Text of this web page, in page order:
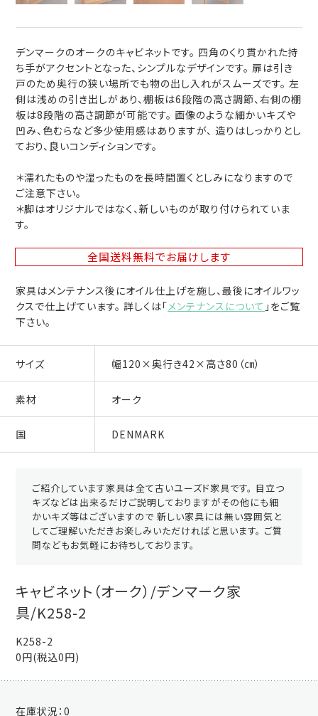
デンマークのオークのキャビネットです。 四角のくり貫かれた持
ち手がアクセントとなった、シンプルなデザインです。 扉は引き
戸のため奥行の狭い場所でも物の出し入れがスムーズです。 左
側は浅めの引き出しがあり、棚板は6段階の高さ調節、右側の棚
板は8段階の高さ調節が可能です。 画像のような細かいキズや
凹み、色むらなど多少使用感はありますが、 造りはしっかりとし
ており、良いコンディションです。
＊濡れたものや湿ったものを長時間置くとしみになりますので
ご注意下さい。
＊脚はオリジナルではなく、新しいものが取り付けられていま
す。
全国送料無料でお届けします
家具はメンテナンス後にオイル仕上げを施し、最後にオイルワッ
クスで仕上げています。 詳しくは「メンテナンスについて 」をご覧
下さい。
サイズ 幅120×奥行き42×高さ80（㎝）
素材 オーク
国 DENMARK
ご紹介しています家具は全て古いユーズド家具です。 目立つ
キズなどは出来るだけご説明しておりますがその他にも細
かいキズ等はございますので 新しい家具には無い雰囲気と
してご理解いただきお楽しみいただければと思います。 ご質
問などもお気軽にお待ちしております。
キャビネット（オーク）/デンマーク家
具/K258-2
K258-2
0円(税込0円)
在庫状況：0